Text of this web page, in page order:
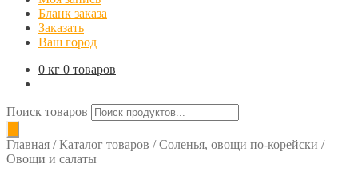
Бланк заказа
Заказать
Ваш город
0 кг 0 товаров
Поиск товаров
Главная /Каталог товаров /Соленья, овощи по-корейски /
Овощи и салаты